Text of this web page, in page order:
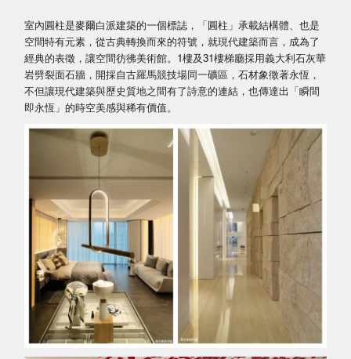
室內圓柱是麥爾白派建築的一個標誌，「圓柱」承載結構體、也是
空間特有元素，從古典轉換而來的符號，就現代建築而言，成為了
經典的表徵，讓空間彷彿美術館。1樓及31樓梯廳採用義大利石灰華
岩劈裂面石牆，開採自古羅馬競技場同一礦區，石材象徵著永恆，
不但讓現代建築與歷史質地之間有了詩意的連結，也傳達出「瞬間
即永恆」的時空美感與稀有價值。